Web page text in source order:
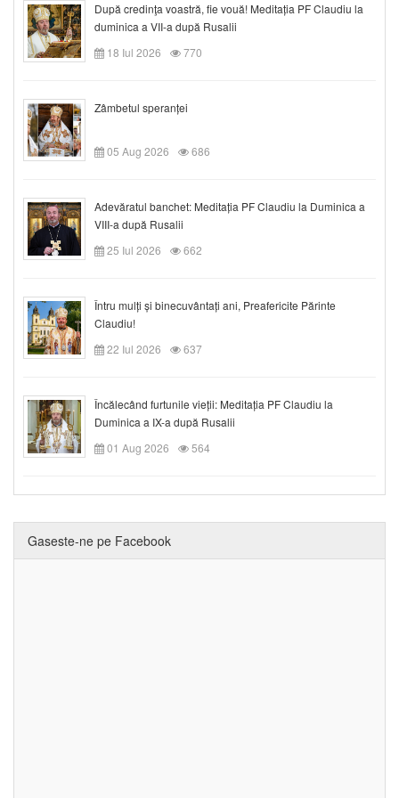
După credinţa voastră, fie vouă! Meditația PF Claudiu la
duminica a VII-a după Rusalii
18 Iul 2026
770
Zâmbetul speranței
05 Aug 2026 686
Adevăratul banchet: Meditația PF Claudiu la Duminica a
VIII-a după Rusalii
25 Iul 2026
662
Întru mulți și binecuvântați ani, Preafericite Părinte
Claudiu!
22 Iul 2026
637
Încălecând furtunile vieții: Meditația PF Claudiu la
Duminica a IX-a după Rusalii
01 Aug 2026
564
Gaseste-ne pe Facebook